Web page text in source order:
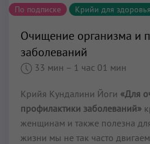
По подписке Крийи для здоровья
Очищение организма и
заболеваний
33 мин – 1 час 01 мин
Крийя Кундалини Йоги «Для
профилактики заболеваний»
женщинам и также полезна
жизни мы не так часто